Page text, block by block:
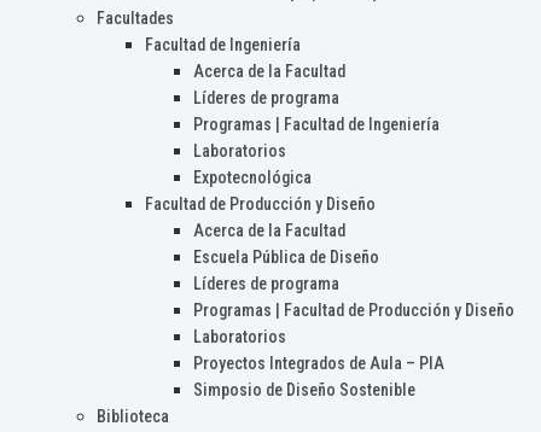
Facultades
Facultad de Ingeniería
Acerca de la Facultad
Líderes de programa
Programas | Facultad de Ingeniería
Laboratorios
Expotecnológica
Facultad de Producción y Diseño
Acerca de la Facultad
Escuela Pública de Diseño
Líderes de programa
Programas | Facultad de Producción y Diseño
Laboratorios
Proyectos Integrados de Aula – PIA
Simposio de Diseño Sostenible
Biblioteca